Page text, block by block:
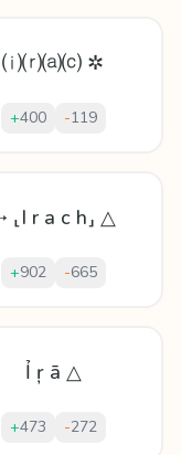
⒤⒭⒜⒞ ✲
+400 -119
⸤I r a c h⸥ △
+902 -665
Ỉ ŗ ā △
+473 -272